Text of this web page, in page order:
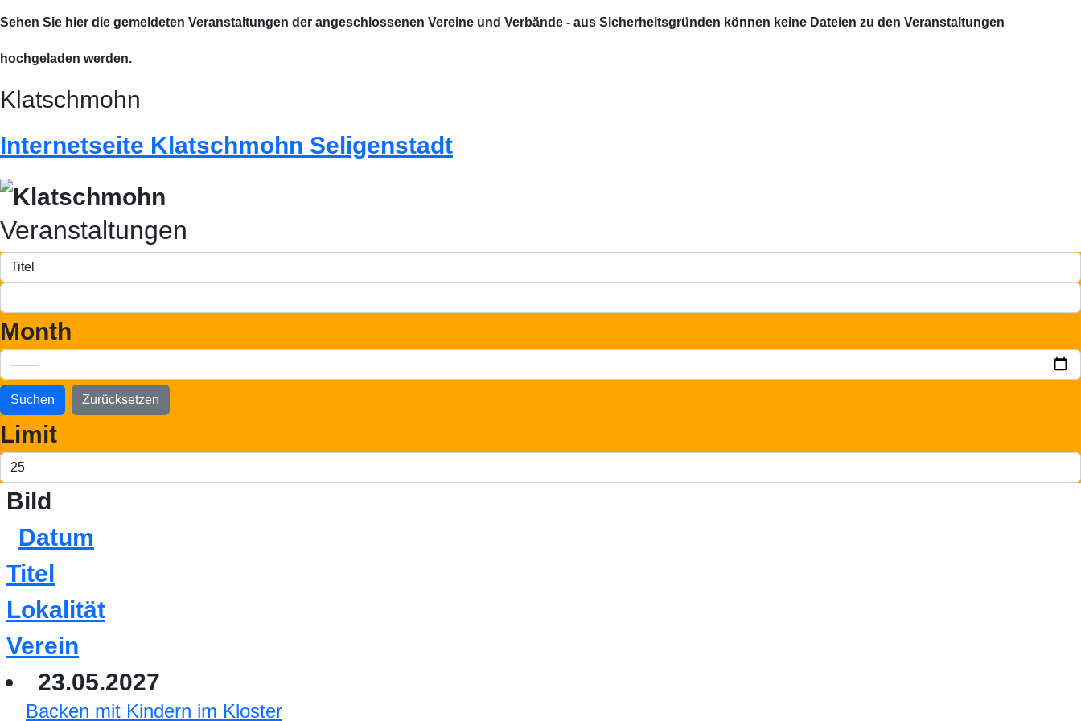
Sehen Sie hier die gemeldeten Veranstaltungen der angeschlossenen Vereine und Verbände - aus Sicherheitsgründen können keine Dateien zu den Veranstaltungen
hochgeladen werden.
Klatschmohn
Internetseite Klatschmohn Seligenstadt
Veranstaltungen
Month
Suchen Zurücksetzen
Limit
Bild
Datum
Titel
Lokalität
Verein
23.05.2027
Backen mit Kindern im Kloster